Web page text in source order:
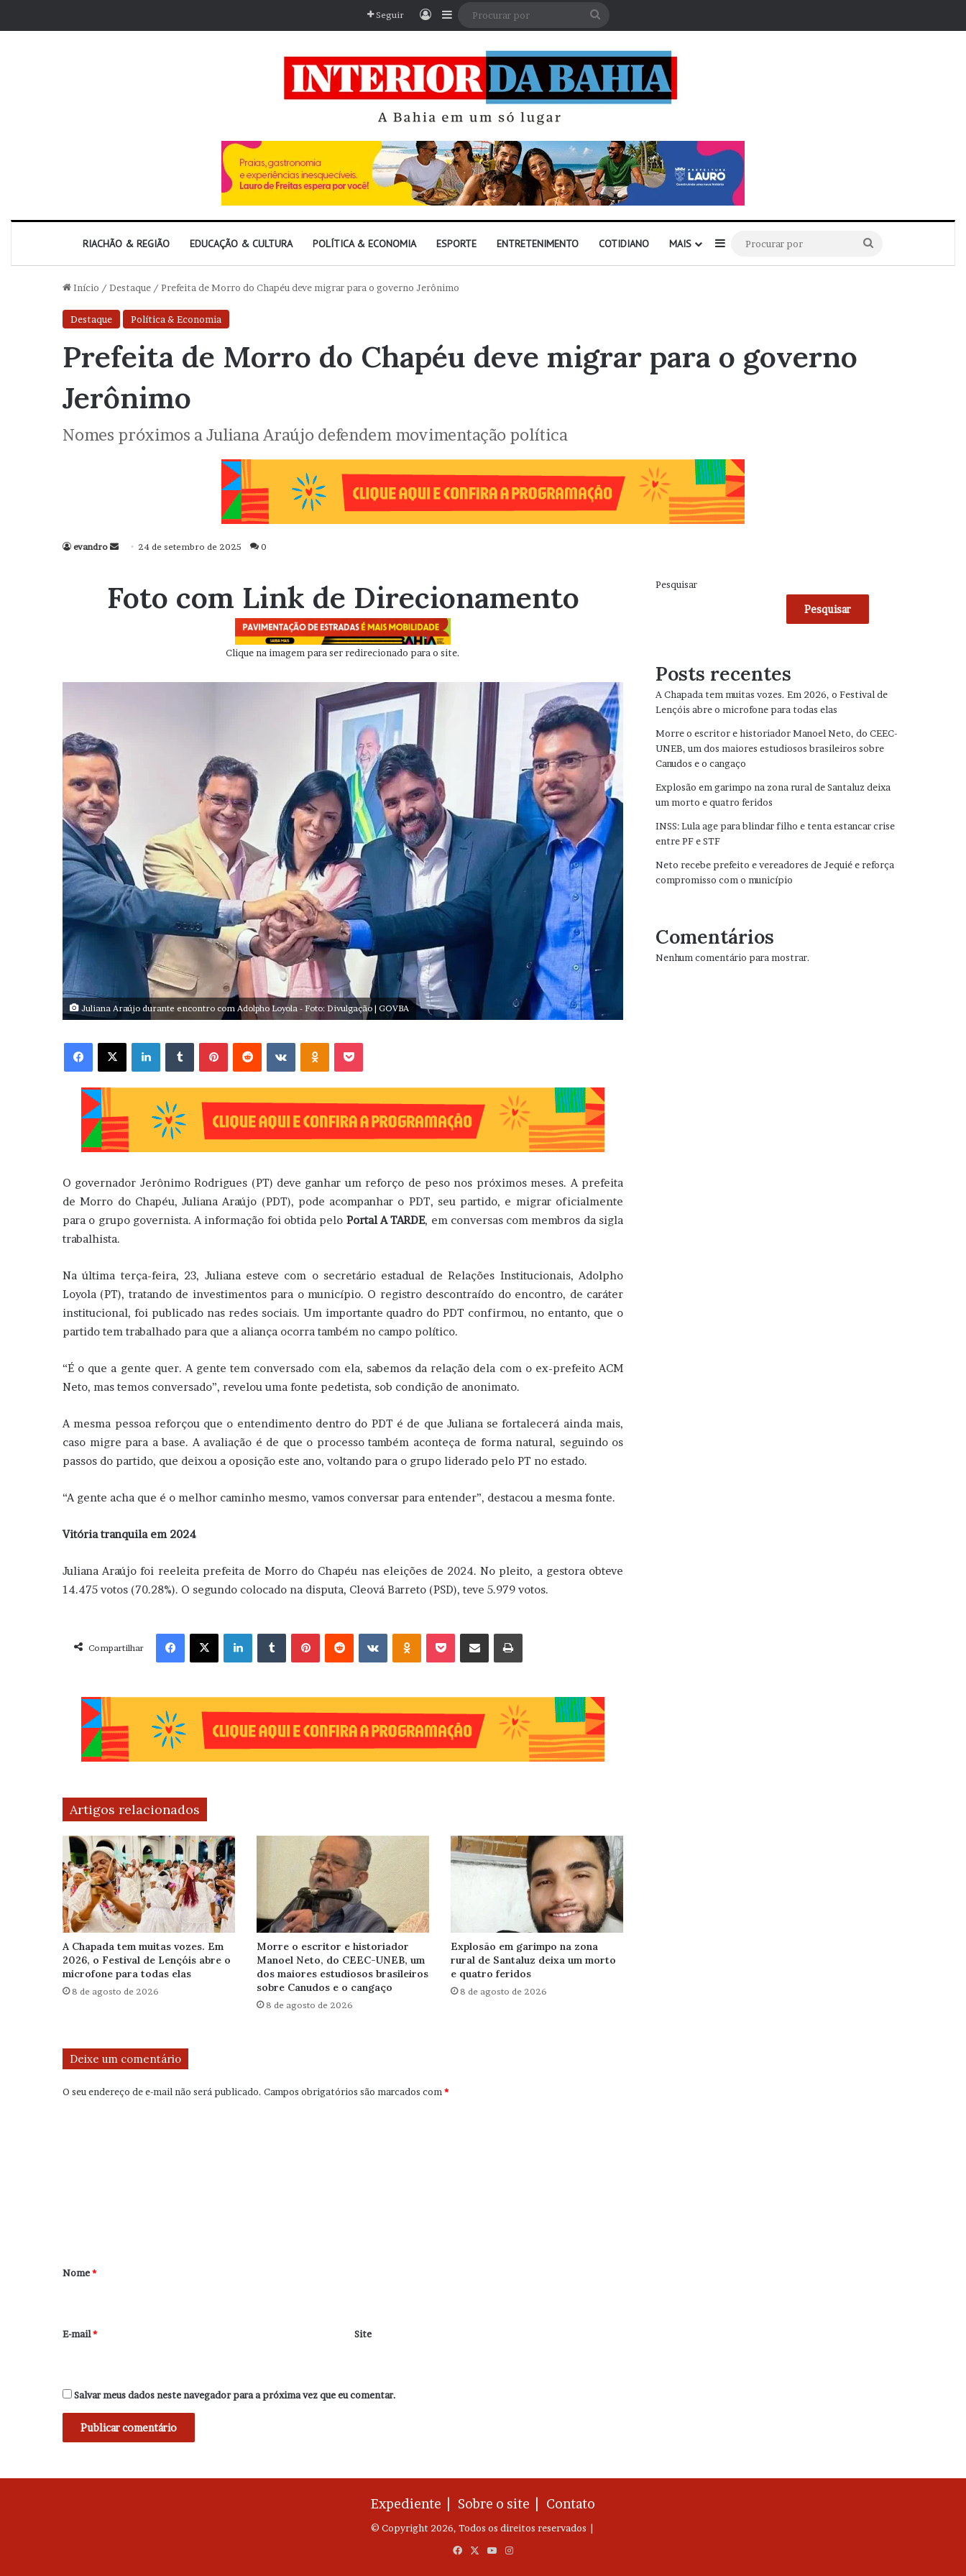
Seguir EntrarBarra Lateral
RIACHÃO & REGIÃO EDUCAÇÃO & CULTURA POLÍTICA & ECONOMIA ESPORTE ENTRETENIMENTO COTIDIANO MAIS Barra Lateral
por
Início / Destaque / Prefeita de Morro do Chapéu deve migrar para o governo Jerônimo
Destaque Política & Economia
Prefeita de Morro do Chapéu deve migrar para o governo
Jerônimo
Nomes próximos a Juliana Araújo defendem movimentação política
evandro
Mande
mail
24 de setembro de 2025 0
Foto com Link de Direcionamento
Clique na imagem para ser redirecionado para o site.
Juliana Araújo durante encontro com Adolpho Loyola - Foto: Divulgação | GOVBA
Facebook X Linkedin VK OK
O governador Jerônimo Rodrigues (PT) deve ganhar um reforço de peso nos próximos meses. A prefeita
de Morro do Chapéu, Juliana Araújo (PDT), pode acompanhar o PDT, seu partido, e migrar oficialmente
para o grupo governista. A informação foi obtida pelo Portal A TARDE, em conversas com membros da sigla
trabalhista.
Na última terça-feira, 23, Juliana esteve com o secretário estadual de Relações Institucionais, Adolpho
Loyola (PT), tratando de investimentos para o município. O registro descontraído do encontro, de caráter
institucional, foi publicado nas redes sociais. Um importante quadro do PDT confirmou, no entanto, que o
partido tem trabalhado para que a aliança ocorra também no campo político.
“É o que a gente quer. A gente tem conversado com ela, sabemos da relação dela com o ex-prefeito ACM
Neto, mas temos conversado”, revelou uma fonte pedetista, sob condição de anonimato.
A mesma pessoa reforçou que o entendimento dentro do PDT é de que Juliana se fortalecerá ainda mais,
caso migre para a base. A avaliação é de que o processo também aconteça de forma natural, seguindo os
passos do partido, que deixou a oposição este ano, voltando para o grupo liderado pelo PT no estado.
“A gente acha que é o melhor caminho mesmo, vamos conversar para entender”, destacou a mesma fonte.
Vitória tranquila em 2024
Juliana Araújo foi reeleita prefeita de Morro do Chapéu nas eleições de 2024. No pleito, a gestora obteve
14.475 votos (70.28%). O segundo colocado na disputa, Cleová Barreto (PSD), teve 5.979 votos.
Compartilhar
Facebook X Linkedin VK OK
Artigos relacionados
A Chapada tem muitas vozes. Em
2026, o Festival de Lençóis abre o
microfone para todas elas
8 de agosto de 2026
Morre o escritor e historiador
Manoel Neto, do CEEC-UNEB, um
dos maiores estudiosos brasileiros
sobre Canudos e o cangaço
8 de agosto de 2026
Explosão em garimpo na zona
rural de Santaluz deixa um morto
e quatro feridos
8 de agosto de 2026
Deixe um comentário
O seu endereço de e-mail não será publicado. Campos obrigatórios são marcados com*
r
*
Nome*
E-mail* Site
Salvar meus dados neste navegador para a próxima vez que eu comentar.
Pesquisar
Pesquisar
Posts recentes
A Chapada tem muitas vozes. Em 2026, o Festival de
Lençóis abre o microfone para todas elas
Morre o escritor e historiador Manoel Neto, do CEEC-
UNEB, um dos maiores estudiosos brasileiros sobre
Canudos e o cangaço
Explosão em garimpo na zona rural de Santaluz deixa
um morto e quatro feridos
INSS: Lula age para blindar filho e tenta estancar crise
entre PF e STF
Neto recebe prefeito e vereadores de Jequié e reforça
compromisso com o município
Comentários
Nenhum comentário para mostrar.
Expediente | Sobre o site | Contato
© Copyright 2026, Todos os direitos reservados |
FacebookYouTubeInstagram